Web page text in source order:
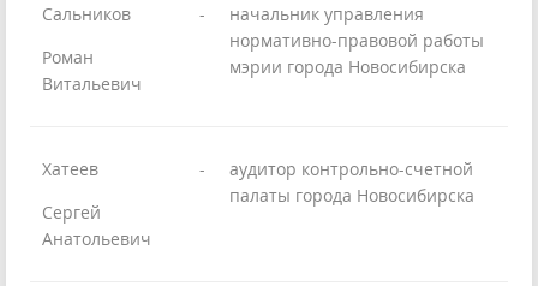
Сальников
Роман
Витальевич
-
начальник управления
нормативно-правовой работы
мэрии города Новосибирска
Хатеев
Сергей
Анатольевич
-
аудитор контрольно-счетной
палаты города Новосибирска